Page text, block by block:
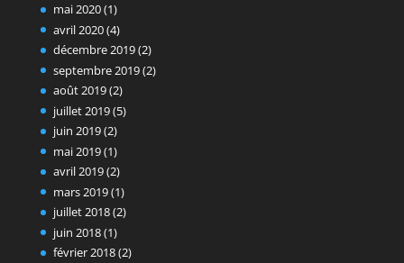
mai 2020(1)
avril 2020(4)
décembre 2019(2)
septembre 2019(2)
août 2019(2)
juillet 2019(5)
juin 2019(2)
mai 2019(1)
avril 2019(2)
mars 2019(1)
juillet 2018(2)
juin 2018(1)
février 2018(2)